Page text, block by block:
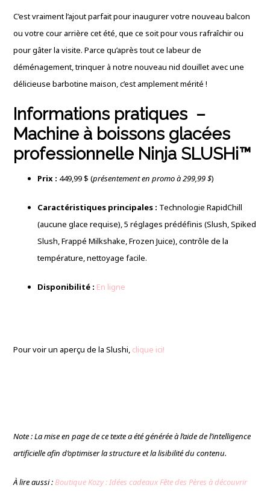
C’est vraiment l’ajout parfait pour inaugurer votre nouveau balcon
ou votre cour arrière cet été, que ce soit pour vous rafraîchir ou
pour gâter la visite. Parce qu’après tout ce labeur de
déménagement, trinquer à notre nouveau nid douillet avec une
délicieuse barbotine maison, c’est amplement mérité !
Informations pratiques –
Machine à boissons glacées
professionnelle Ninja SLUSHi™
Prix : 449,99 $ (présentement en promo à 299,99 $)
Caractéristiques principales : Technologie RapidChill
(aucune glace requise), 5 réglages prédéfinis (Slush, Spiked
Slush, Frappé Milkshake, Frozen Juice), contrôle de la
température, nettoyage facile.
Disponibilité : En ligne
Pour voir un aperçu de la Slushi, clique ici!
Note : La mise en page de ce texte a été générée à l’aide de l’intelligence
artificielle afin d’optimiser la structure et la lisibilité du contenu.
À lire aussi :Boutique Kozy : Idées cadeaux Fête des Pères à découvrir